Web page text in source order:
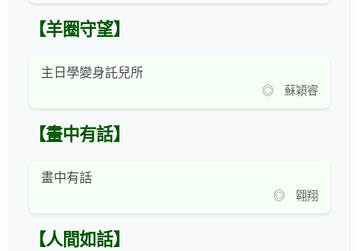
【羊圈守望】
主日學變身託兒所
◎ 蘇穎睿
【畫中有話】
畫中有話
◎ 翱翔
【人間如話】